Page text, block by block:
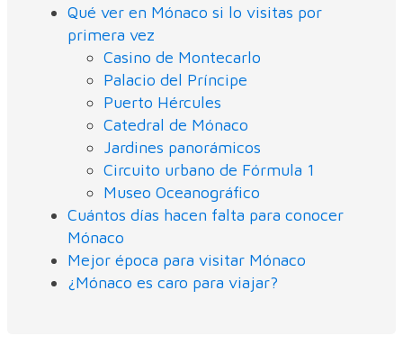
Qué ver en Mónaco si lo visitas por
primera vez
Casino de Montecarlo
Palacio del Príncipe
Puerto Hércules
Catedral de Mónaco
Jardines panorámicos
Circuito urbano de Fórmula 1
Museo Oceanográfico
Cuántos días hacen falta para conocer
Mónaco
Mejor época para visitar Mónaco
¿Mónaco es caro para viajar?